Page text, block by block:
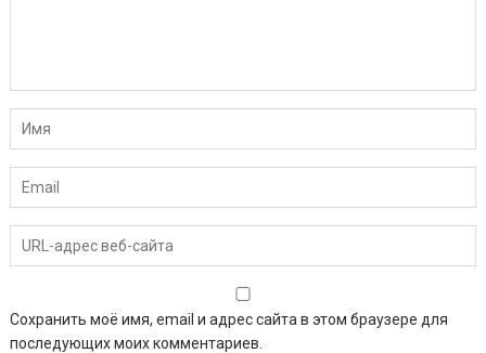
Сохранить моё имя, email и адрес сайта в этом браузере для
последующих моих комментариев.